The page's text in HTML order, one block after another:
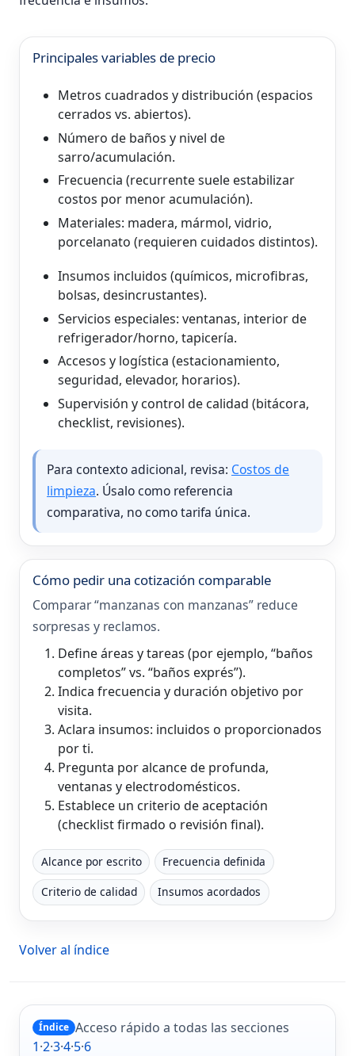
Principales variables de precio
Metros cuadrados y distribución (espacios
cerrados vs. abiertos).
Número de baños y nivel de
sarro/acumulación.
Frecuencia (recurrente suele estabilizar
costos por menor acumulación).
Materiales: madera, mármol, vidrio,
porcelanato (requieren cuidados distintos).
Insumos incluidos (químicos, microfibras,
bolsas, desincrustantes).
Servicios especiales: ventanas, interior de
refrigerador/horno, tapicería.
Accesos y logística (estacionamiento,
seguridad, elevador, horarios).
Supervisión y control de calidad (bitácora,
checklist, revisiones).
Para contexto adicional, revisa: Costos de
limpieza. Úsalo como referencia
comparativa, no como tarifa única.
Cómo pedir una cotización comparable
Comparar “manzanas con manzanas” reduce
sorpresas y reclamos.
Define áreas y tareas (por ejemplo, “baños
completos” vs. “baños exprés”).
Indica frecuencia y duración objetivo por
visita.
Aclara insumos: incluidos o proporcionados
por ti.
Pregunta por alcance de profunda,
ventanas y electrodomésticos.
Establece un criterio de aceptación
(checklist firmado o revisión final).
Alcance por escrito Frecuencia definida
Criterio de calidad Insumos acordados
Volver al índice
Índice Acceso rápido a todas las secciones
1·2·3·4·5·6